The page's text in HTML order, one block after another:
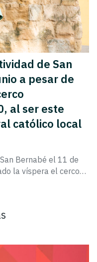
de San
a pesar de
al ser este
católico local
Bernabé el 11 de
la víspera el cerco…